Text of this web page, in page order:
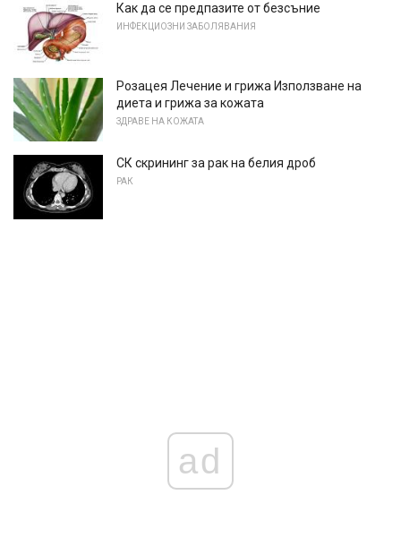
Как да се предпазите от безсъние
ИНФЕКЦИОЗНИ ЗАБОЛЯВАНИЯ
Розацея Лечение и грижа Използване на
диета и грижа за кожата
ЗДРАВЕ НА КОЖАТА
СК скрининг за рак на белия дроб
РАК
ad